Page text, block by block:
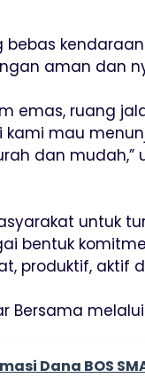
bebas
aman dan
emas, ruang
kami mau
dan mudah,”
untuk
bentuk
produktif, aktif
Bersama melalui
Dana BOS